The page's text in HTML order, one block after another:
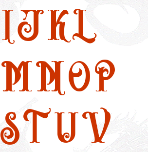
IJKL
MNOP
STUV